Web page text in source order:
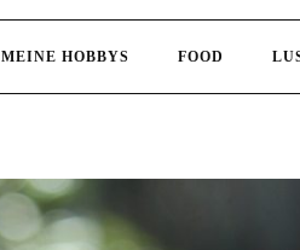
MEINE HOBBYS FOOD